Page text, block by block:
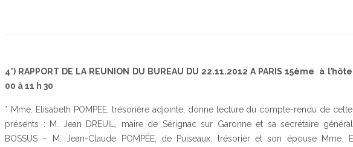
4°) RAPPORT DE LA REUNION DU BUREAU DU 22.11.2012 A PARIS 15ème à
00 à 11 h 30
* Mme. Elisabeth POMPEE, trésorière adjointe, donne lecture du compte-rendu de
présents : M. Jean DREUIL, maire de Sérignac sur Garonne et sa secrétaire
BOSSUS – M. Jean-Claude POMPÉE, de Puiseaux, trésorier et son épouse Mme.